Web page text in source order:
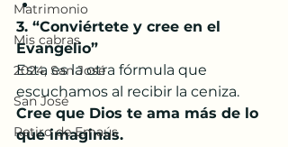
Matrimonio
Mis cabras
2024, San José
San José
Retiro de Emaús
3. “Conviértete y cree en el
Evangelio”
Esta es la otra fórmula que
escuchamos al recibir la ceniza.
Cree que Dios te ama más de lo
que imaginas.